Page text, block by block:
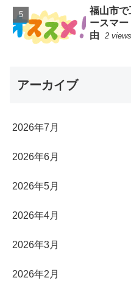
福山市
ースマ
由
2 views
アーカイブ
2026年7月
2026年6月
2026年5月
2026年4月
2026年3月
2026年2月